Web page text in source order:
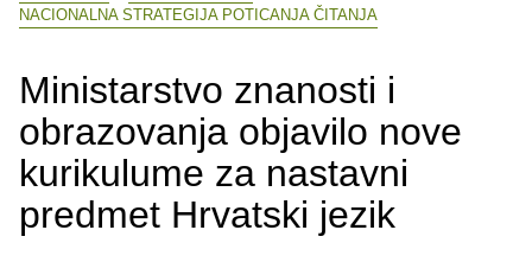
NACIONALNA STRATEGIJA POTICANJA ČITANJA
Ministarstvo znanosti i
obrazovanja objavilo nove
kurikulume za nastavni
predmet Hrvatski jezik